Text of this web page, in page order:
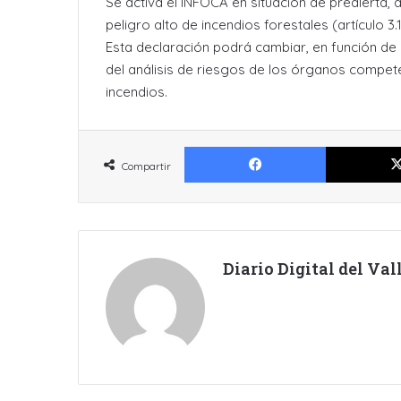
peligro alto de incendios forestales (artículo
Esta declaración podrá cambiar, en función
del análisis de riesgos de los órganos
incendios.
Compartir
Facebook
Diario Digital del